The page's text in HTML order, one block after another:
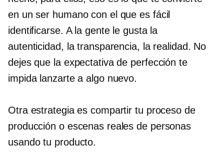
en un ser humano con el que es fácil
identificarse. A la gente le gusta la
autenticidad, la transparencia, la realidad. No
dejes que la expectativa de perfección te
impida lanzarte a algo nuevo.
Otra estrategia es compartir tu proceso de
producción o escenas reales de personas
usando tu producto.